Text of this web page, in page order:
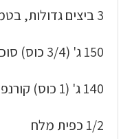
3 ביצים גדולות, בטמפרטורת החדר
150 ג' (3/4 כוס) סוכר לבן
140 ג' (1 כוס) קורנפלור
1/2 כפית מלח